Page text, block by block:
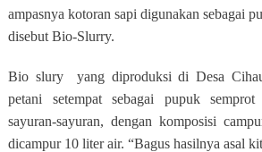
ampasnya kotoran sapi digunakan sebagai
disebut Bio-Slurry.
Bio slury
yang diproduksi di Desa
petani setempat sebagai pupuk
sayuran-sayuran, dengan komposisi
dicampur 10 liter air. “Bagus hasilnya asal